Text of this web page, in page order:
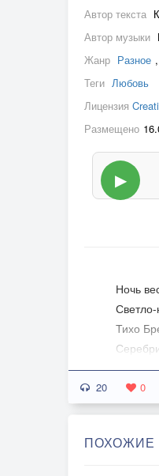
Автор текста
Автор музыки
Жанр Разное ,
Теги Любовь
Лицензия
Размещено
▶
Ночь
Тихо
Блеск
И
20 0
ПОХОЖИЕ